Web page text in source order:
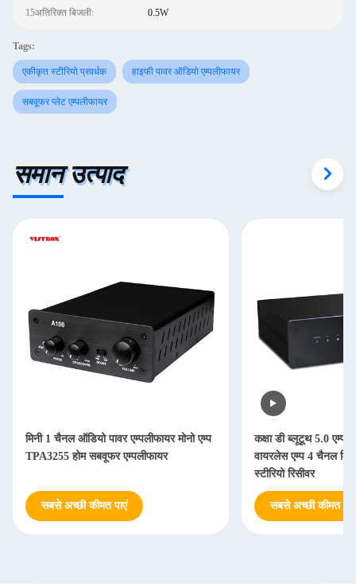
15अतिरिक्त बिजली: 0.5W
Tags:
एकीकृत स्टीरियो प्रवर्धक हाइफी पावर ऑडियो एम्पलीफायर
सबवूफर प्लेट एम्पलीफायर
समान उत्पाद
मिनी 1 चैनल ऑडियो पावर एम्पलीफायर मोनो एम्प
TPA3255 होम सबवूफर एम्पलीफायर
सबसे अच्छी कीमत पाएं
कक्षा डी ब्लूटूथ 5.0
वायरलेस एम्प 4 चैनल
स्टीरियो रिसीवर
सबसे अच्छी कीमत पाएं